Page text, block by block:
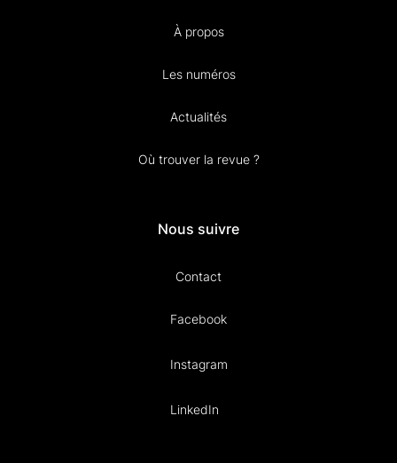
À propos
Les numéros
Actualités
Où trouver la revue ?
Nous suivre
Contact
Facebook
Instagram
LinkedIn